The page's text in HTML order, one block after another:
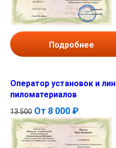
Подробнее
Оператор установок и
пиломатериалов
13 500 От 8 000 ₽